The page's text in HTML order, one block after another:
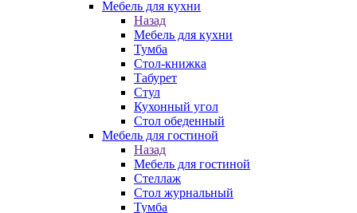
Мебель для кухни
Назад
Мебель для кухни
Тумба
Стол-книжка
Табурет
Стул
Кухонный угол
Стол обеденный
Мебель для гостиной
Назад
Мебель для гостиной
Стеллаж
Стол журнальный
Тумба